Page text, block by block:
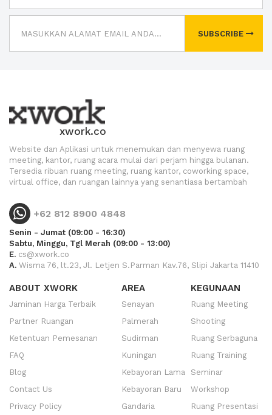
SUBSCRIBE
xwork.co
Website dan Aplikasi untuk menemukan dan menyewa ruang
meeting, kantor, ruang acara mulai dari perjam hingga bulanan.
Tersedia ribuan ruang meeting, ruang kantor, coworking space,
virtual office, dan ruangan lainnya yang senantiasa bertambah
+62 812 8900 4848
Senin - Jumat (09:00 - 16:30)
Sabtu, Minggu, Tgl Merah (09:00 - 13:00)
E. cs@xwork.co
A. Wisma 76, lt.23, Jl. Letjen S.Parman Kav.76, Slipi Jakarta 11410
ABOUT XWORK
Jaminan Harga Terbaik
Partner Ruangan
Ketentuan Pemesanan
FAQ
Blog
Contact Us
Privacy Policy
AREA
Senayan
Palmerah
Sudirman
Kuningan
Kebayoran Lama
Kebayoran Baru
Gandaria
KEGUNAAN
Ruang Meeting
Shooting
Ruang Serbaguna
Ruang Training
Seminar
Workshop
Ruang Presentasi